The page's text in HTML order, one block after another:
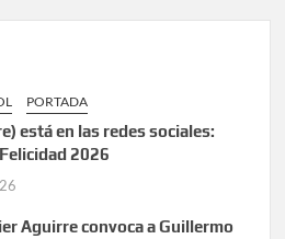
PORTADA
está en las redes sociales:
2026
Aguirre convoca a Guillermo